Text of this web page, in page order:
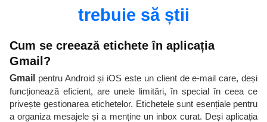
trebuie să știi
Cum se creează etichete în aplicația
Gmail?
Gmail pentru Android și iOS este un client de e-mail care, deși
funcționează eficient, are unele limitări, în special în ceea ce
privește gestionarea etichetelor. Etichetele sunt esențiale pentru
a organiza mesajele și a menține un inbox curat. Deși aplicația